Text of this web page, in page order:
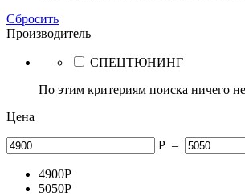
Сбросить
Производитель
СПЕЦТЮНИНГ
По этим критериям поиска ничего
Цена
Р –
4900Р
5050Р